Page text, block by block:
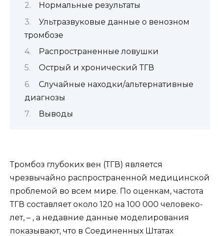
Нормальные результаты
Ультразвуковые данные о венозном
тромбозе
Распространенные ловушки
Острый и хронический ТГВ
Случайные находки/альтернативные
диагнозы
Выводы
Тромбоз глубоких вен (ТГВ) является
чрезвычайно распространенной медицинской
проблемой во всем мире. По оценкам, частота
ТГВ составляет около 120 на 100 000 человеко-
лет, – , а недавние данные моделирования
показывают, что в Соединенных Штатах